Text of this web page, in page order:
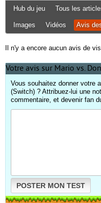
Hub du jeu Tous les
Images Vidéos Avis
Il n'y a encore aucun avis de
Votre avis sur Mario vs.
Vous souhaitez donner votre
(Switch) ? Attribuez-lui une
commentaire, et devenir fan
POSTER MON TEST